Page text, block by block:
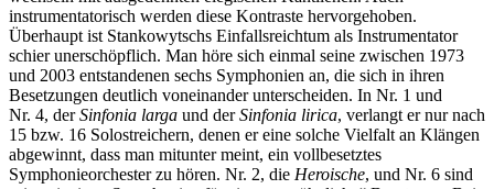
instrumentatorisch werden diese Kontraste hervorgehoben.
Überhaupt ist Stankowytschs Einfallsreichtum als Instrumentator
schier unerschöpflich. Man höre sich einmal seine zwischen 1973
und 2003 entstandenen sechs Symphonien an, die sich in ihren
Besetzungen deutlich voneinander unterscheiden. In Nr. 1 und
Nr. 4, derSinfonia larga und derSinfonia lirica, verlangt er nur nach
15 bzw. 16 Solostreichern, denen er eine solche Vielfalt an Klängen
abgewinnt, dass man mitunter meint, ein vollbesetztes
Symphonieorchester zu hören. Nr. 2, die Heroische, und Nr. 6 sind